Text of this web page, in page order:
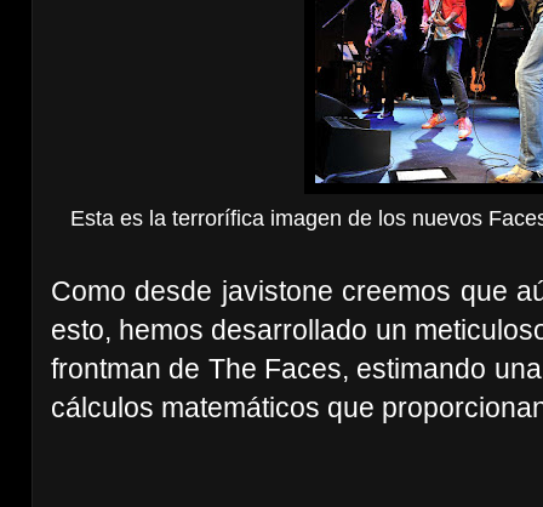
Esta es la terrorífica imagen de los nuevos
Como desde javistone creemos que
esto, hemos desarrollado un
frontman de The Faces, estimando
cálculos matemáticos que